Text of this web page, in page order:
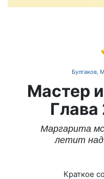
Булгаков,
Мастер
Глава
Маргарита
летит над
Краткое